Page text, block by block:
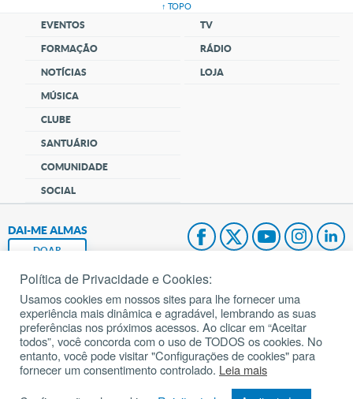
↑ TOPO
EVENTOS
FORMAÇÃO
NOTÍCIAS
MÚSICA
CLUBE
SANTUÁRIO
COMUNIDADE
SOCIAL
TV
RÁDIO
LOJA
DAI-ME ALMAS
DOAR
Fundação João Paulo II
Pedido de Oração
Mapa do site
Política de Privacidade e Cookies:
Usamos cookies em nossos sites para lhe fornecer uma
experiência mais dinâmica e agradável, lembrando as suas
preferências nos próximos acessos. Ao clicar em “Aceitar
todos”, você concorda com o uso de TODOS os cookies. No
entanto, você pode visitar "Configurações de cookies" para
fornecer um consentimento controlado. Leia mais